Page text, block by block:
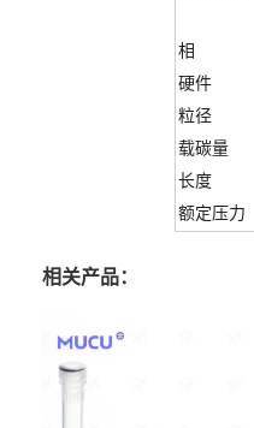
相
硬件
粒径
载碳量
长度
额定压力
相关产品：